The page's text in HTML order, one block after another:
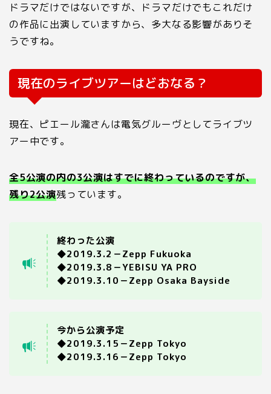
ドラマだけではないですが、ドラマだけでもこれだけ
の作品に出演していますから、多大なる影響がありそ
うですね。
現在のライブツアーはどおなる？
現在、ピエール瀧さんは電気グルーヴとしてライブツ
アー中です。
全5公演の内の3公演はすでに終わっているのですが、
残り2公演残っています。
終わった公演
◆2019.3.2－Zepp Fukuoka
◆2019.3.8－YEBISU YA PRO
◆2019.3.10－Zepp Osaka Bayside
今から公演予定
◆2019.3.15－Zepp Tokyo
◆2019.3.16－Zepp Tokyo